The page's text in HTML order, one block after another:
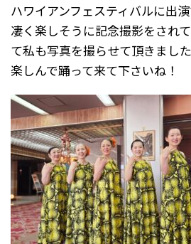
ハワイアンフェスティバルに出演
凄く楽しそうに記念撮影をされ
て私も写真を撮らせて頂きました
楽しんで踊って来て下さいね！